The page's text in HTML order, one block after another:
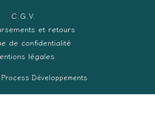
C.G.V.
et retours
de confidentialité
légales
Développements